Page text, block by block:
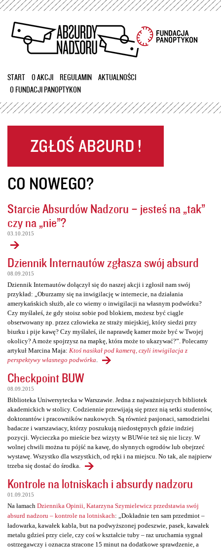
Przejdź
treści
START O AKCJI REGULAMIN
AKTUALNOŚCI
O FUNDACJI PANOPTYKON
CO NOWEGO?
Starcie Absurdów Nadzoru – jesteś na „tak”
czy na „nie”?
03.10.2015
Dziennik Internautów zgłasza swój absurd
08.09.2015
Dziennik Internautów dołączył się do naszej akcji i zgłosił nam swój
przykład: „Oburzamy się na inwigilację w internecie, na działania
amerykańskich służb, ale co wiemy o inwigilacji na własnym podwórku?
Czy myślałeś, że gdy stoisz sobie pod blokiem, możesz być ciągle
obserwowany np. przez człowieka ze straży miejskiej, który siedzi przy
biurku i pije kawę? Czy myślałeś, ile naprawdę kamer może być w Twojej
okolicy? A może spojrzysz na mapkę, która może to ukazywać?”. Polecamy
artykuł Marcina Maja: Ktoś nasikał pod kamerą, czyli inwigilacja z
perspektywy własnego podwórka
Checkpoint BUW
08.09.2015
Biblioteka Uniwersytecka w Warszawie. Jedna z najważniejszych bibliotek
akademickich w stolicy. Codziennie przewijają się przez nią setki studentów,
doktorantów i pracowników naukowych. Są również pasjonaci, samodzielni
badacze i warszawiacy, którzy poszukują niedostępnych gdzie indziej
pozycji. Wycieczka po mieście bez wizyty w BUW-ie też się nie liczy. W
wolnej chwili można tu pójść na kawę, do słynnych ogrodów lub obejrzeć
wystawę. Wszystko dla wszystkich, od ręki i na miejscu. No tak, ale najpierw
trzeba się dostać do środka.
Kontrole na lotniskach i absurdy nadzoru
01.09.2015
Na łamach Dziennika Opinii, Katarzyna Szymielewicz przedstawia swój
absurd nadzoru – kontrole na lotniskach: „Dokładnie ten sam przedmiot –
ładowarka, kawałek kabla, but na podwyższonej podeszwie, pasek, kawałek
metalu gdzieś przy ciele, czy coś w kształcie tuby – raz uruchamia sygnał
ostrzegawczy i oznacza stracone 15 minut na dodatkowe sprawdzenie, a